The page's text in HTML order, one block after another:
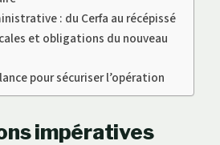
: du Cerfa au récépissé
et obligations du nouveau
pour sécuriser l’opération
impératives